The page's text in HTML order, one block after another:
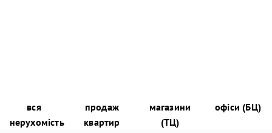
вся
нерухомість
продаж
квартир
магазини
(ТЦ)
офіси (БЦ)